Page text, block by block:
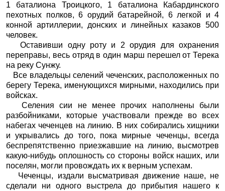
1 баталиона Троицкого, 1 баталиона Кабардинского
пехотных полков, 6 орудий батарейной, 6 легкой и 4
конной артиллерии, донских и линейных казаков 500
человек.
Оставивши одну роту и 2 орудия для охранения
переправы, весь отряд в один марш перешел от Терека
на реку Сунжу.
Все владельцы селений чеченских, расположенных по
берегу Терека, именующихся мирными, находились при
войсках.
Селения сии не менее прочих наполнены были
разбойниками, которые участвовали прежде во всех
набегах чеченцев на линию. В них собирались хищники
и укрывались до того, пока мирные чеченцы, всегда
беспрепятственно приезжавшие на линию, высмотрев
какую-нибудь оплошность со стороны войск наших, или
поселян, могли провождать их к верным успехам.
Чеченцы, издали высматривая движение наше, не
сделали ни одного выстрела до прибытия нашего к